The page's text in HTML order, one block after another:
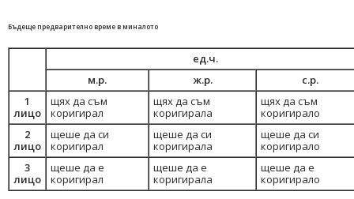
Бъдеще предварително време в миналото
ед.ч.
м.р.
ж.р.
с.р.
1
лицо
щях да съм
коригирал
щях да съм
коригирала
щях да съм
коригирало
2
лицо
щеше да си
коригирал
щеше да си
коригирала
щеше да си
коригирало
3
лицо
щеше да е
коригирал
щеше да е
коригирала
щеше да е
коригирало